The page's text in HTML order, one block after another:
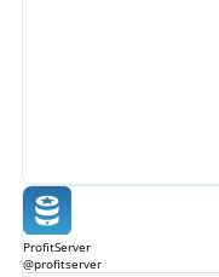
ProfitServer
@profitserver